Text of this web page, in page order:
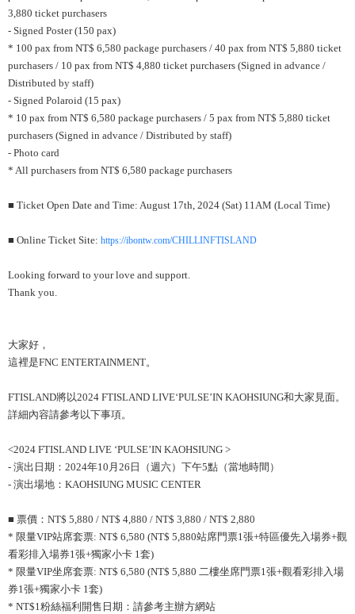
3,880 ticket purchasers
- Signed Poster (150 pax)
* 100 pax from NT$ 6,580 package purchasers / 40 pax from NT$ 5,880 ticket
purchasers / 10 pax from NT$ 4,880 ticket purchasers (Signed in advance /
Distributed by staff)
- Signed Polaroid (15 pax)
* 10 pax from NT$ 6,580 package purchasers / 5 pax from NT$ 5,880 ticket
purchasers (Signed in advance / Distributed by staff)
- Photo card
* All purchasers from NT$ 6,580 package purchasers
■ Ticket Open Date and Time: August 17th, 2024 (Sat) 11AM (Local Time)
■ Online Ticket Site: https://ibontw.com/CHILLINFTISLAND
Looking forward to your love and support.
Thank you.
大家好，
這裡是FNC ENTERTAINMENT。
FTISLAND將以2024 FTISLAND LIVE‘PULSE’IN KAOHSIUNG和大家見面。
詳細內容請參考以下事項。
<2024 FTISLAND LIVE ‘PULSE’IN KAOHSIUNG >
- 演出日期：2024年10月26日（週六）下午5點（當地時間）
- 演出場地：KAOHSIUNG MUSIC CENTER
■ 票價：NT$ 5,880 / NT$ 4,880 / NT$ 3,880 / NT$ 2,880
* 限量VIP站席套票: NT$ 6,580 (NT$ 5,880站席門票1張+特區優先入場券+觀
看彩排入場券1張+獨家小卡 1套)
* 限量VIP坐席套票: NT$ 6,580 (NT$ 5,880 二樓坐席門票1張+觀看彩排入場
券1張+獨家小卡 1套)
* NT$1粉絲福利開售日期：請參考主辦方網站